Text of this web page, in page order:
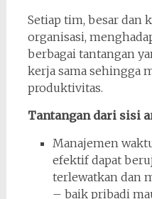
Setiap tim, besar dan
organisasi,
berbagai tantangan
kerja sama sehingga
produktivitas.
Tantangan dari sisi
Manajemen
efektif dapat
terlewatkan dan
– baik pribadi